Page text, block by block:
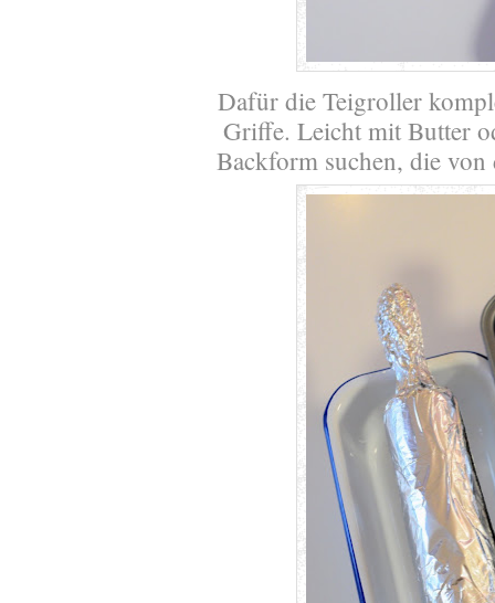
Dafür die Teigroller
Griffe. Leicht mit Butter
Backform suchen, die